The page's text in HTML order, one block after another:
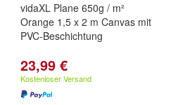
vidaXL Plane 650g / m²
Orange 1,5 x 2 m Canvas mit
PVC-Beschichtung
23,99 €
Kostenloser Versand